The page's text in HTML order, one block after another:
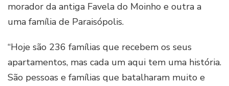
morador da antiga Favela do Moinho e outra a
uma família de Paraisópolis.
“Hoje são 236 famílias que recebem os seus
apartamentos, mas cada um aqui tem uma história.
São pessoas e famílias que batalharam muito e